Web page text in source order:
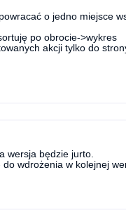
o jedno miejsce
po obrocie->wykres
akcji tylko do
wersja będzie jurto.
wdrożenia w kolejnej